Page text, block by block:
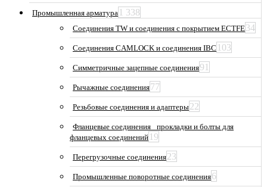
Промышленная арматура 1 338
Соединения TW и соединения с покрытием ECTFE34
Соединения CAMLOCK и соединения IBC 103
Симметричные зацепные соединения91
Рычажные соединения77
Резьбовые соединения и адаптеры22
Фланцевые соединения_ прокладки и болты для
фланцевых соединений 19
Перегрузочные соединения23
Промышленные поворотные соединения6